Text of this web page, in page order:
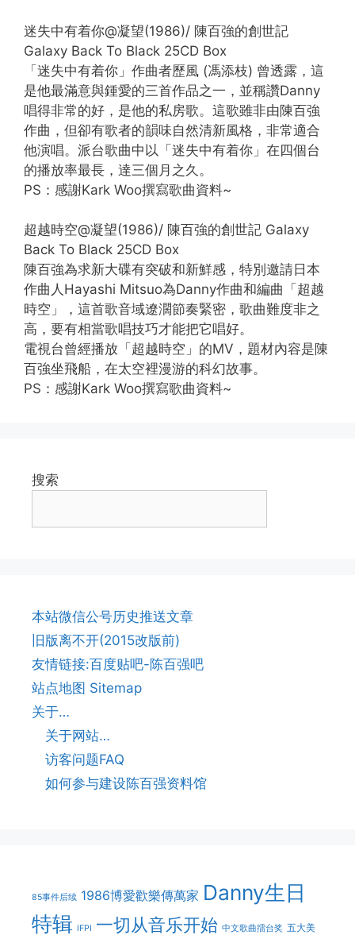
迷失中有着你@凝望(1986)/ 陳百強的創世記
Galaxy Back To Black 25CD Box
「迷失中有着你」作曲者歷風 (馮添枝) 曾透露，這
是他最滿意與鍾愛的三首作品之一，並稱讚Danny
唱得非常的好，是他的私房歌。這歌雖非由陳百強
作曲，但卻有歌者的韻味自然清新風格，非常適合
他演唱。派台歌曲中以「迷失中有着你」在四個台
的播放率最長，達三個月之久。
PS：感謝Kark Woo撰寫歌曲資料~
超越時空@凝望(1986)/ 陳百強的創世記 Galaxy
Back To Black 25CD Box
陳百強為求新大碟有突破和新鮮感，特別邀請日本
作曲人Hayashi Mitsuo為Danny作曲和編曲「超越
時空」，這首歌音域遼濶節奏緊密，歌曲難度非之
高，要有相當歌唱技巧才能把它唱好。
電視台曾經播放「超越時空」的MV，題材內容是陳
百強坐飛船，在太空裡漫游的科幻故事。
PS：感謝Kark Woo撰寫歌曲資料~
搜索
本站微信公号历史推送文章
旧版离不开(2015改版前)
友情链接:百度贴吧-陈百强吧
站点地图 Sitemap
关于…
关于网站…
访客问题FAQ
如何参与建设陈百强资料馆
85事件后续 1986博愛歡樂傳萬家 Danny生日
特辑 IFPI 一切从音乐开始 中文歌曲擂台奖 五大美